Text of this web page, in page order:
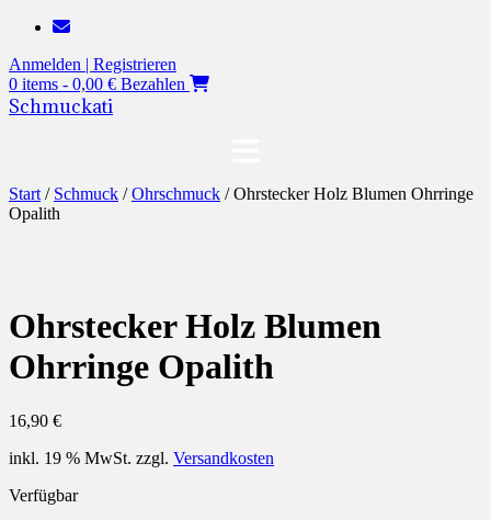
Zum
springen
Anmelden | Registrieren
0 items - 0,00 € Bezahlen
Schmuckati
Start / Schmuck /Ohrschmuck / Ohrstecker Holz Blumen Ohrringe
Opalith
Ohrstecker Holz Blumen
Ohrringe Opalith
16,90 €
inkl. 19 % MwSt. zzgl. Versandkosten
Verfügbar